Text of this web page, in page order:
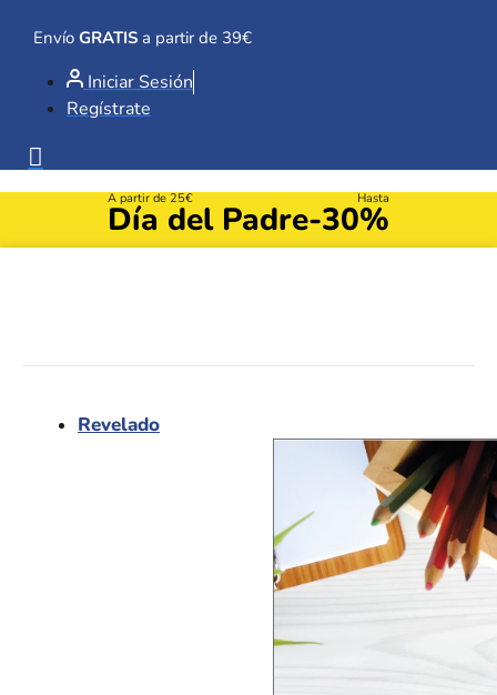
contenido
Envío GRATIS a partir de 39€
Iniciar Sesión
Regístrate
A partir de 25€
Día del Padre
Hasta
-30%
Revelado